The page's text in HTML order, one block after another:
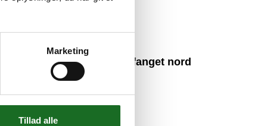
Marketing
Tillad alle
Hvidovre Nærradio opfanget nord
for Polarcirklen